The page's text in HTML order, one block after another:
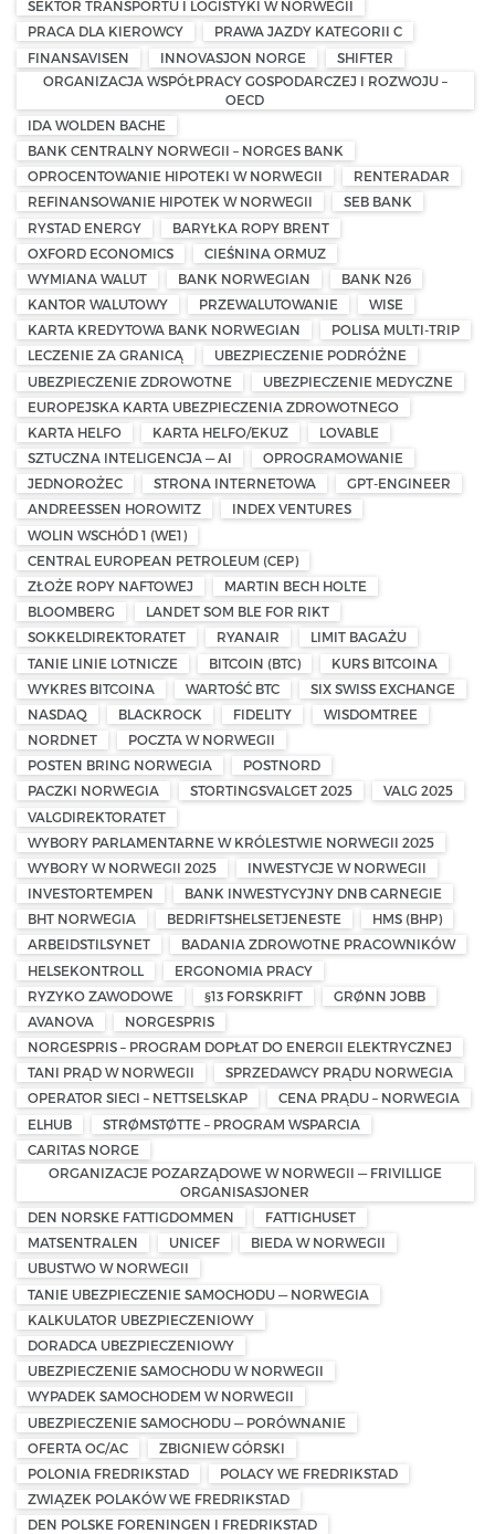
SEKTOR TRANSPORTU I LOGISTYKI W NORWEGII
PRACA DLA KIEROWCY
PRAWA JAZDY KATEGORII C
FINANSAVISEN
INNOVASJON NORGE
SHIFTER
ORGANIZACJA WSPÓŁPRACY GOSPODARCZEJ I ROZWOJU –
OECD
IDA WOLDEN BACHE
BANK CENTRALNY NORWEGII – NORGES BANK
OPROCENTOWANIE HIPOTEKI W NORWEGII
RENTERADAR
REFINANSOWANIE HIPOTEK W NORWEGII
SEB BANK
RYSTAD ENERGY
BARYŁKA ROPY BRENT
OXFORD ECONOMICS
CIEŚNINA ORMUZ
WYMIANA WALUT
BANK NORWEGIAN
BANK N26
KANTOR WALUTOWY
PRZEWALUTOWANIE
WISE
KARTA KREDYTOWA BANK NORWEGIAN
POLISA MULTI-TRIP
LECZENIE ZA GRANICĄ
UBEZPIECZENIE PODRÓŻNE
UBEZPIECZENIE ZDROWOTNE
UBEZPIECZENIE MEDYCZNE
EUROPEJSKA KARTA UBEZPIECZENIA ZDROWOTNEGO
KARTA HELFO
KARTA HELFO/EKUZ
LOVABLE
SZTUCZNA INTELIGENCJA — AI
OPROGRAMOWANIE
JEDNOROŻEC
STRONA INTERNETOWA
GPT-ENGINEER
ANDREESSEN HOROWITZ
INDEX VENTURES
WOLIN WSCHÓD 1 (WE1)
CENTRAL EUROPEAN PETROLEUM (CEP)
ZŁOŻE ROPY NAFTOWEJ
MARTIN BECH HOLTE
BLOOMBERG
LANDET SOM BLE FOR RIKT
SOKKELDIREKTORATET
RYANAIR
LIMIT BAGAŻU
TANIE LINIE LOTNICZE
BITCOIN (BTC)
KURS BITCOINA
WYKRES BITCOINA
WARTOŚĆ BTC
SIX SWISS EXCHANGE
NASDAQ
BLACKROCK FIDELITY
WISDOMTREE
NORDNET
POCZTA W NORWEGII
POSTEN BRING NORWEGIA
POSTNORD
PACZKI NORWEGIA
STORTINGSVALGET 2025
VALG 2025
VALGDIREKTORATET
WYBORY PARLAMENTARNE W KRÓLESTWIE NORWEGII 2025
WYBORY W NORWEGII 2025
INWESTYCJE W NORWEGII
INVESTORTEMPEN
BANK INWESTYCYJNY DNB CARNEGIE
BHT NORWEGIA
BEDRIFTSHELSETJENESTE
HMS (BHP)
ARBEIDSTILSYNET
BADANIA ZDROWOTNE PRACOWNIKÓW
HELSEKONTROLL
ERGONOMIA PRACY
RYZYKO ZAWODOWE
§13 FORSKRIFT
GRØNN JOBB
AVANOVA
NORGESPRIS
NORGESPRIS – PROGRAM DOPŁAT DO ENERGII ELEKTRYCZNEJ
TANI PRĄD W NORWEGII
SPRZEDAWCY PRĄDU NORWEGIA
OPERATOR SIECI – NETTSELSKAP
CENA PRĄDU – NORWEGIA
ELHUB
STRØMSTØTTE – PROGRAM WSPARCIA
CARITAS NORGE
ORGANIZACJE POZARZĄDOWE W NORWEGII — FRIVILLIGE
ORGANISASJONER
DEN NORSKE FATTIGDOMMEN
FATTIGHUSET
MATSENTRALEN
UNICEF
BIEDA W NORWEGII
UBUSTWO W NORWEGII
TANIE UBEZPIECZENIE SAMOCHODU — NORWEGIA
KALKULATOR UBEZPIECZENIOWY
DORADCA UBEZPIECZENIOWY
UBEZPIECZENIE SAMOCHODU W NORWEGII
WYPADEK SAMOCHODEM W NORWEGII
UBEZPIECZENIE SAMOCHODU — PORÓWNANIE
OFERTA OC/AC
ZBIGNIEW GÓRSKI
POLONIA FREDRIKSTAD
POLACY WE FREDRIKSTAD
ZWIĄZEK POLAKÓW WE FREDRIKSTAD
DEN POLSKE FORENINGEN I FREDRIKSTAD